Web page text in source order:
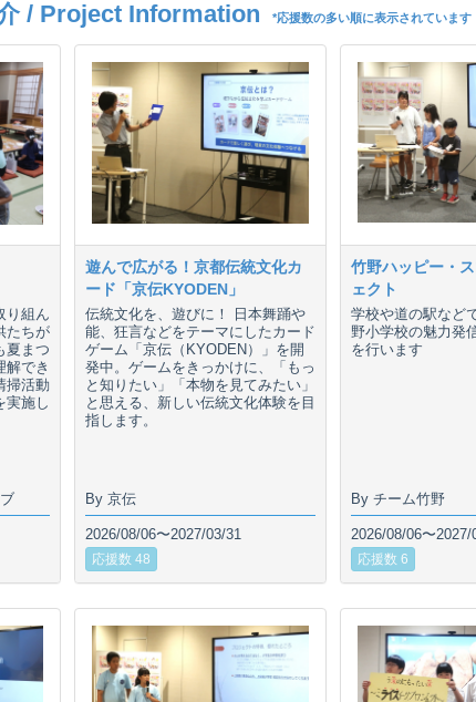
/ Project Information *応援数の多い順に表示されています
り組ん
たちが
夏まつ
解でき
掃活動
実施し
遊んで広がる！京都伝統文化カ
ード「京伝KYODEN」
伝統文化を、遊びに！ 日本舞踊や
能、狂言などをテーマにしたカード
ゲーム「京伝（KYODEN）」を開
発中。ゲームをきっかけに、「もっ
と知りたい」「本物を見てみたい」
と思える、新しい伝統文化体験を目
指します。
By 京伝
2026/08/06〜2027/03/31
応援数 48
竹野ハッピー・
ェクト
学校や道の駅など
野小学校の魅力発
を行います
By チーム竹野
2026/08/06〜2027/
応援数 6